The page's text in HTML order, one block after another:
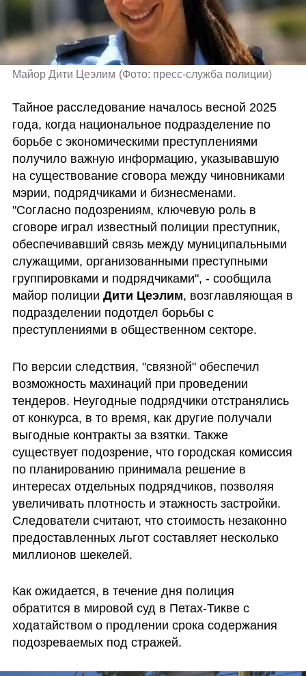
Майор Дити Цеэлим (Фото: пресс-служба полиции)
Тайное расследование началось весной 2025
года, когда национальное подразделение по
борьбе с экономическими преступлениями
получило важную информацию, указывавшую
на существование сговора между чиновниками
мэрии, подрядчиками и бизнесменами.
"Согласно подозрениям, ключевую роль в
сговоре играл известный полиции преступник,
обеспечивавший связь между муниципальными
служащими, организованными преступными
группировками и подрядчиками", - сообщила
майор полиции Дити Цеэлим, возглавляющая в
подразделении подотдел борьбы с
преступлениями в общественном секторе.
По версии следствия, "связной" обеспечил
возможность махинаций при проведении
тендеров. Неугодные подрядчики отстранялись
от конкурса, в то время, как другие получали
выгодные контракты за взятки. Также
существует подозрение, что городская комиссия
по планированию принимала решение в
интересах отдельных подрядчиков, позволяя
увеличивать плотность и этажность застройки.
Следователи считают, что стоимость незаконно
предоставленных льгот составляет несколько
миллионов шекелей.
Как ожидается, в течение дня полиция
обратится в мировой суд в Петах-Тикве с
ходатайством о продлении срока содержания
подозреваемых под стражей.